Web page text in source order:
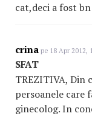
cat,deci a fost
crina pe 18 Apr 2012,
SFAT
TREZITIVA, Din
persoanele care
ginecolog. In